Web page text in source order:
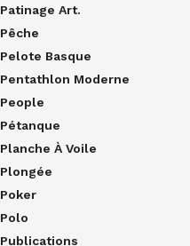
Patinage Art.
Pêche
Pelote Basque
Pentathlon Moderne
People
Pétanque
Planche À Voile
Plongée
Poker
Polo
Publications